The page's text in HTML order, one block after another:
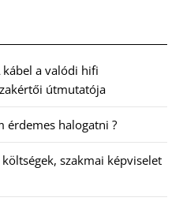
kábel a valódi hifi
útmutatója
érdemes halogatni ?
szakmai képviselet